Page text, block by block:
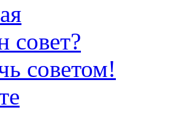
совет?
советом!